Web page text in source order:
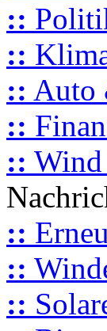
::
::
:: Auto
::
:: Wind
::
::
::